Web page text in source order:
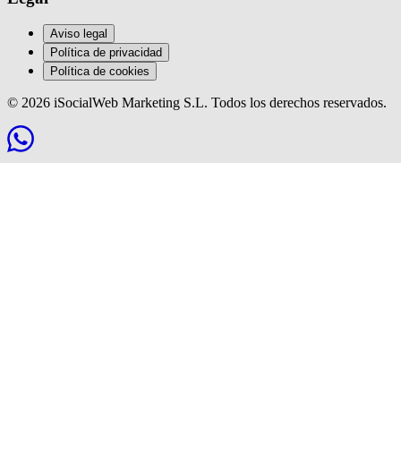
Aviso legal
Política de privacidad
Política de cookies
© 2026 iSocialWeb Marketing S.L. Todos los derechos reservados.